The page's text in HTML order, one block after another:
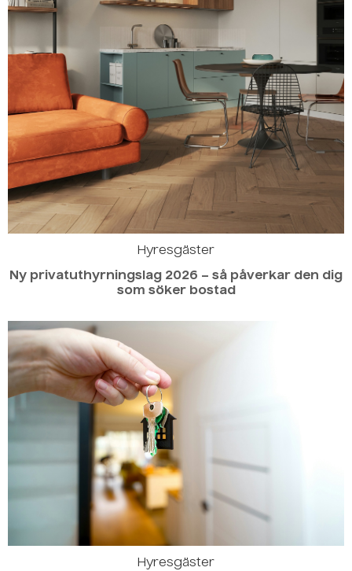
Hyresgäster
Ny privatuthyrningslag 2026 – så påverkar den dig
som söker bostad
Hyresgäster